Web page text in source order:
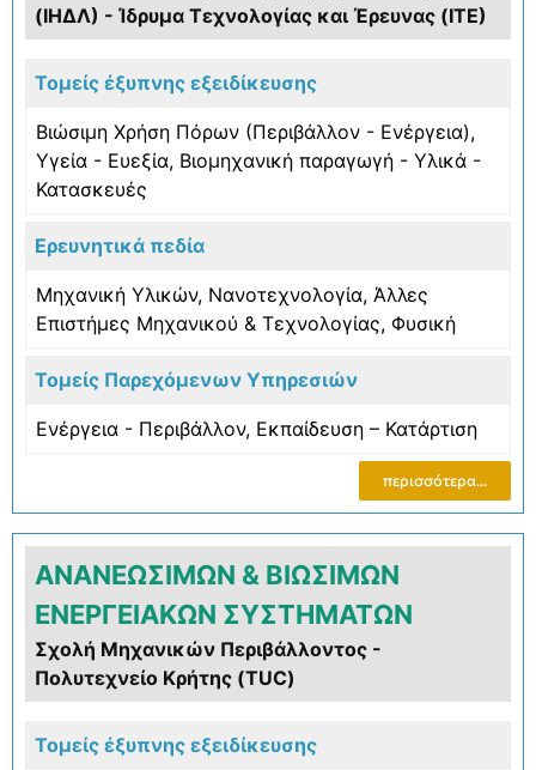
(ΙΗΔΛ) - Ίδρυμα Τεχνολογίας και Έρευνας (ΙΤΕ)
Τομείς έξυπνης εξειδίκευσης
Βιώσιμη Χρήση Πόρων (Περιβάλλον - Ενέργεια),
Υγεία - Ευεξία, Βιομηχανική παραγωγή - Υλικά -
Κατασκευές
Ερευνητικά πεδία
Μηχανική Υλικών, Νανοτεχνολογία, Άλλες
Επιστήμες Μηχανικού & Τεχνολογίας, Φυσική
Τομείς Παρεχόμενων Υπηρεσιών
Ενέργεια - Περιβάλλον, Εκπαίδευση – Κατάρτιση
περισσότερα...
ΑΝΑΝΕΩΣΙΜΩΝ & ΒΙΩΣΙΜΩΝ
ΕΝΕΡΓΕΙΑΚΩΝ ΣΥΣΤΗΜΑΤΩΝ
Σχολή Μηχανικών Περιβάλλοντος -
Πολυτεχνείο Κρήτης (TUC)
Τομείς έξυπνης εξειδίκευσης